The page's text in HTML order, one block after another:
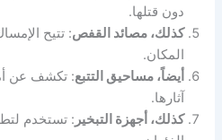
دون قتلها.
كذلك، مصائد القفص: تتيح
المكان.
أيضاً، مساحيق التتبع: تكشف عن
آثارها.
كذلك، أجهزة التبخير : تستخدم